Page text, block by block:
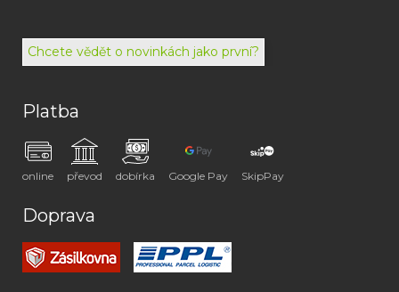
072
Chcete vědět o novinkách jako první?
Platba
online převod dobírka Google Pay SkipPay
Doprava